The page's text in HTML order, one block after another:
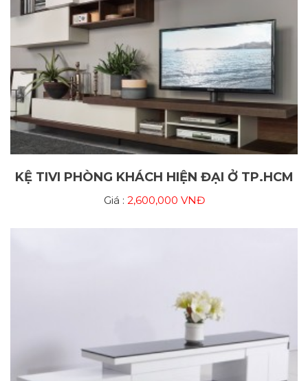
KỆ TIVI PHÒNG KHÁCH HIỆN ĐẠI Ở TP.HCM
Giá : 2,600,000 VNĐ